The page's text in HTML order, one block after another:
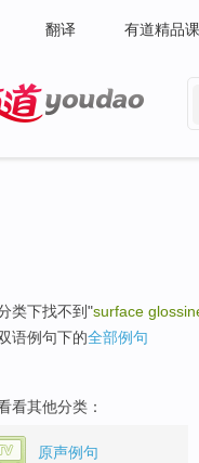
翻译 有道精品课
类下找不到"surface
语例句下的全部例句
看其他分类：
原声例句